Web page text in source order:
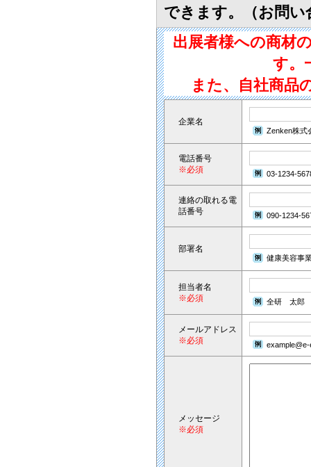
できます。（お問い
出展者様への商材
す。
また、自社商品
企業名
Zenken株式
電話番号
※必須
03-1234-
連絡の取れる電
話番号
090-1234-
部署名
健康美容事
担当者名
※必須
全研 太郎
メールアドレス
※必須
メッセージ
※必須